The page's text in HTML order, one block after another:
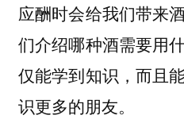
应酬时会给我们带来
们介绍哪种酒需要用
仅能学到知识，而且
识更多的朋友。